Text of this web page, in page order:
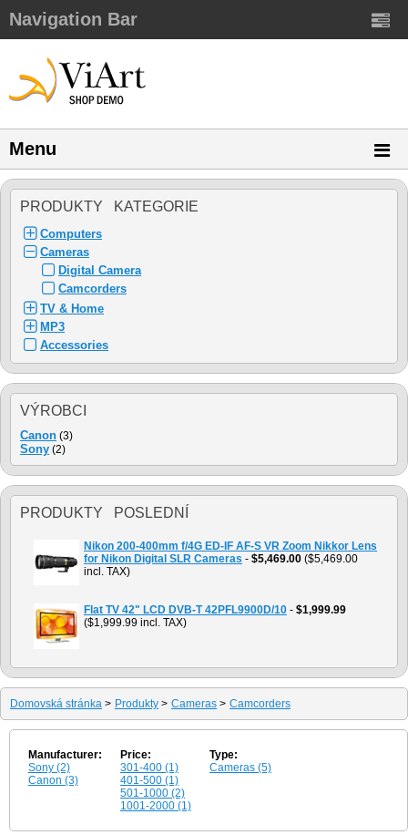
Navigation Bar
Menu
PRODUKTY KATEGORIE
Computers
Cameras
Digital Camera
Camcorders
TV & Home
MP3
Accessories
VÝROBCI
Canon (3)
Sony (2)
PRODUKTY POSLEDNÍ
Nikon 200-400mm f/4G ED-IF AF-S VR Zoom Nikkor Lens
for Nikon Digital SLR Cameras - $5,469.00 ($5,469.00
incl. TAX)
Flat TV 42" LCD DVB-T 42PFL9900D/10 - $1,999.99
($1,999.99 incl. TAX)
Domovská stránka > Produkty > Cameras > Camcorders
Manufacturer:
Sony (2)
Canon (3)
Price:
301-400 (1)
401-500 (1)
501-1000 (2)
1001-2000 (1)
Type:
Cameras (5)